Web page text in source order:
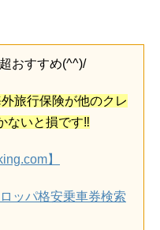
おすすめ(^^)/
旅行保険が他のクレ
ないと損です‼
】
ッパ格安乗車券検索